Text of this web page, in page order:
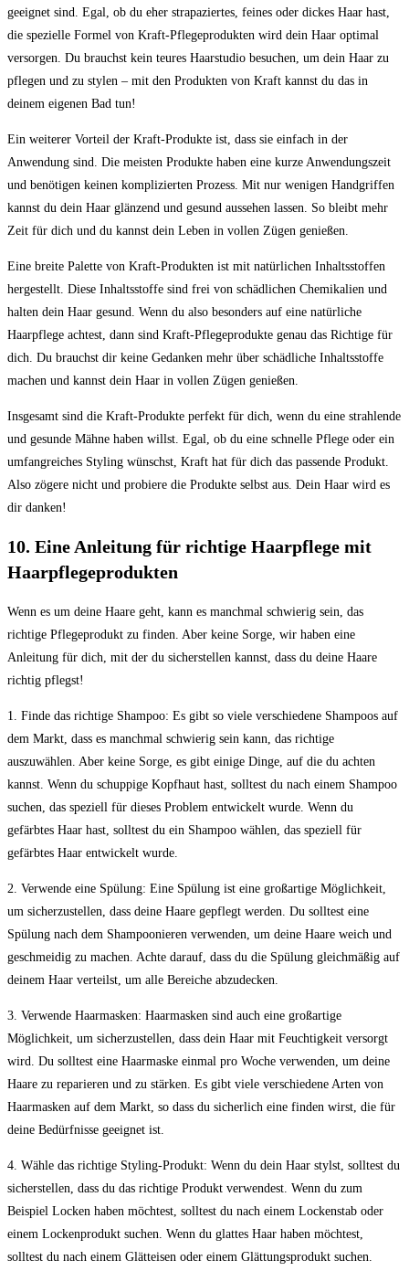
geeignet sind. Egal, ob du eher strapaziertes, feines oder dickes Haar hast,
die spezielle Formel von Kraft-Pflegeprodukten wird dein Haar optimal
versorgen. Du brauchst kein teures Haarstudio besuchen, um dein Haar zu
pflegen und zu stylen – mit den Produkten von Kraft kannst du das in
deinem eigenen Bad tun!
Ein weiterer Vorteil der Kraft-Produkte ist, dass sie einfach in der
Anwendung sind. Die meisten Produkte haben eine kurze Anwendungszeit
und benötigen keinen komplizierten Prozess. Mit nur wenigen Handgriffen
kannst du dein Haar glänzend und gesund aussehen lassen. So bleibt mehr
Zeit für dich und du kannst dein Leben in vollen Zügen genießen.
Eine breite Palette von Kraft-Produkten ist mit natürlichen Inhaltsstoffen
hergestellt. Diese Inhaltsstoffe sind frei von schädlichen Chemikalien und
halten dein Haar gesund. Wenn du also besonders auf eine natürliche
Haarpflege achtest, dann sind Kraft-Pflegeprodukte genau das Richtige für
dich. Du brauchst dir keine Gedanken mehr über schädliche Inhaltsstoffe
machen und kannst dein Haar in vollen Zügen genießen.
Insgesamt sind die Kraft-Produkte perfekt für dich, wenn du eine strahlende
und gesunde Mähne haben willst. Egal, ob du eine schnelle Pflege oder ein
umfangreiches Styling wünschst, Kraft hat für dich das passende Produkt.
Also zögere nicht und probiere die Produkte selbst aus. Dein Haar wird es
dir danken!
10. Eine Anleitung für richtige Haarpflege mit
Haarpflegeprodukten
Wenn es um deine Haare geht, kann es manchmal schwierig sein, das
richtige Pflegeprodukt zu finden. Aber keine Sorge, wir haben eine
Anleitung für dich, mit der du sicherstellen kannst, dass du deine Haare
richtig pflegst!
1. Finde das richtige Shampoo: Es gibt so viele verschiedene Shampoos auf
dem Markt, dass es manchmal schwierig sein kann, das richtige
auszuwählen. Aber keine Sorge, es gibt einige Dinge, auf die du achten
kannst. Wenn du schuppige Kopfhaut hast, solltest du nach einem Shampoo
suchen, das speziell für dieses Problem entwickelt wurde. Wenn du
gefärbtes Haar hast, solltest du ein Shampoo wählen, das speziell für
gefärbtes Haar entwickelt wurde.
2. Verwende eine Spülung: Eine Spülung ist eine großartige Möglichkeit,
um sicherzustellen, dass deine Haare gepflegt werden. Du solltest eine
Spülung nach dem Shampoonieren verwenden, um deine Haare weich und
geschmeidig zu machen. Achte darauf, dass du die Spülung gleichmäßig auf
deinem Haar verteilst, um alle Bereiche abzudecken.
3. Verwende Haarmasken: Haarmasken sind auch eine großartige
Möglichkeit, um sicherzustellen, dass dein Haar mit Feuchtigkeit versorgt
wird. Du solltest eine Haarmaske einmal pro Woche verwenden, um deine
Haare zu reparieren und zu stärken. Es gibt viele verschiedene Arten von
Haarmasken auf dem Markt, so dass du sicherlich eine finden wirst, die für
deine Bedürfnisse geeignet ist.
4. Wähle das richtige Styling-Produkt: Wenn du dein Haar stylst, solltest du
sicherstellen, dass du das richtige Produkt verwendest. Wenn du zum
Beispiel Locken haben möchtest, solltest du nach einem Lockenstab oder
einem Lockenprodukt suchen. Wenn du glattes Haar haben möchtest,
solltest du nach einem Glätteisen oder einem Glättungsprodukt suchen.